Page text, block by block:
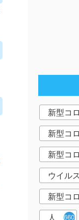
ウイルス
人 660